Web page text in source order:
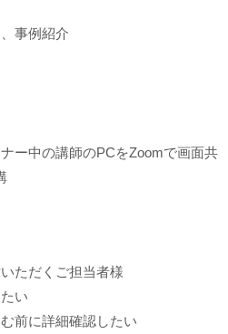
事例紹介
ー中の講師のPCをZoomで画面共
ただくご担当者様
い
前に詳細確認したい